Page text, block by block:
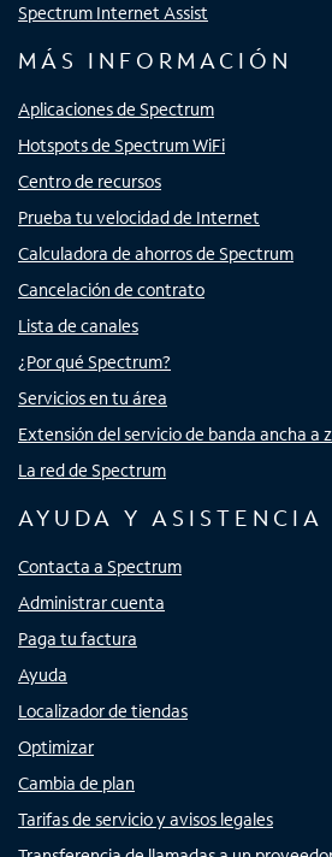
Spectrum Internet Assist
MÁS INFORMACIÓN
Aplicaciones de Spectrum
Hotspots de Spectrum WiFi
Centro de recursos
Prueba tu velocidad de Internet
Calculadora de ahorros de Spectrum
Cancelación de contrato
Lista de canales
¿Por qué Spectrum?
Servicios en tu área
Extensión del servicio de banda ancha a
La red de Spectrum
AYUDA Y ASISTENCIA
Contacta a Spectrum
Administrar cuenta
Paga tu factura
Ayuda
Localizador de tiendas
Optimizar
Cambia de plan
Tarifas de servicio y avisos legales